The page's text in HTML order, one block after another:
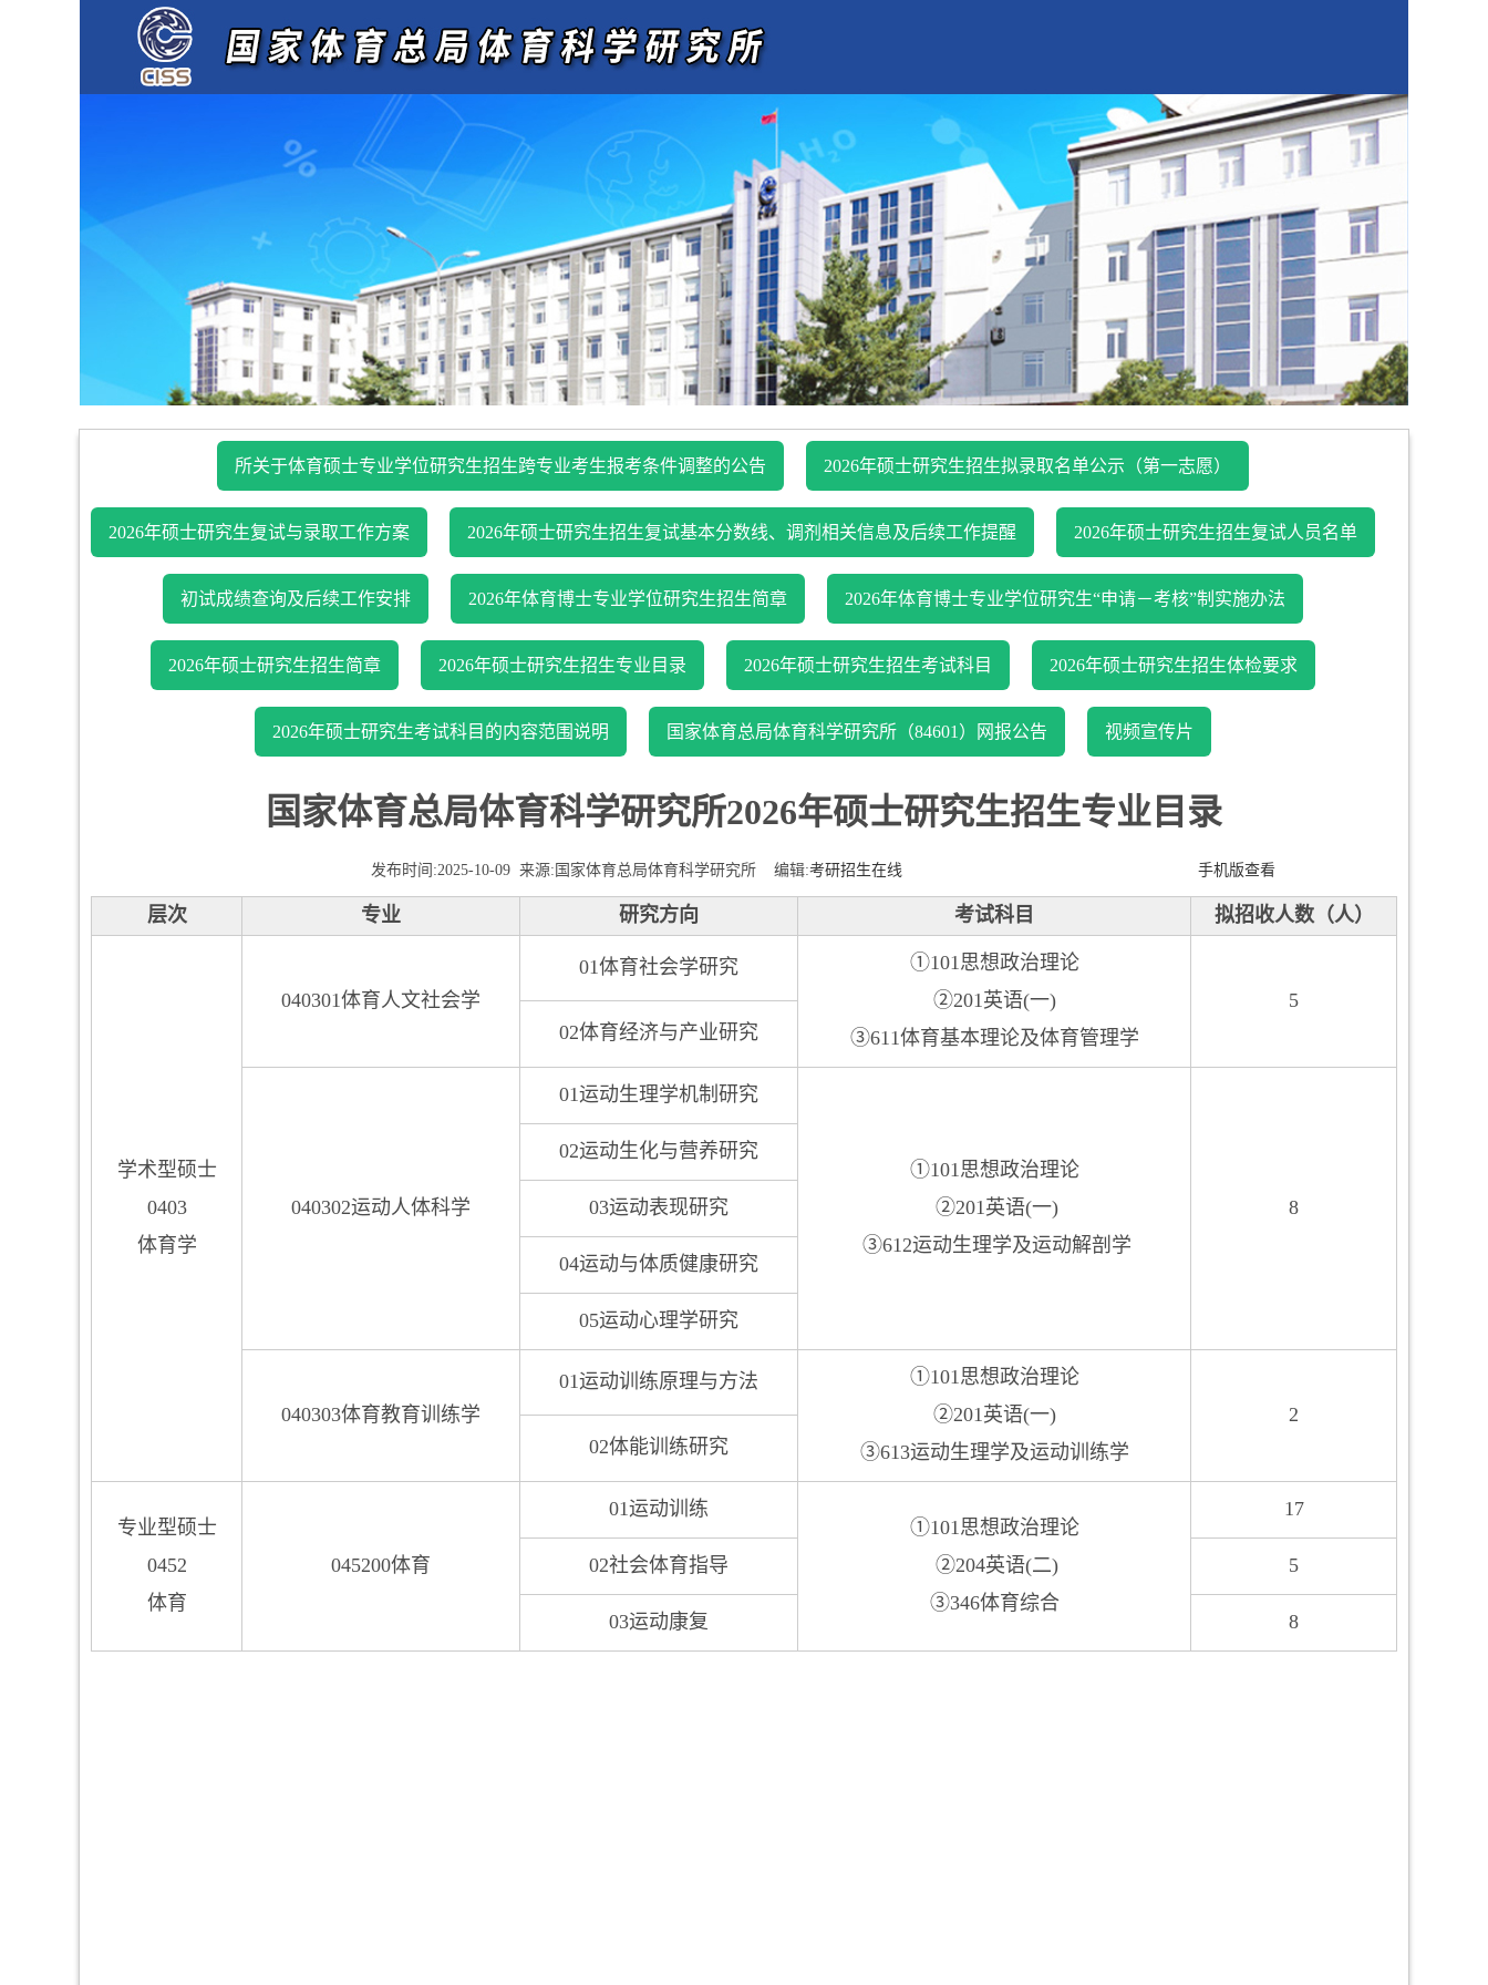
所关于体育硕士专业学位研究生招生跨专业考生报考条件调整的公告 2026年硕士研究生招生拟录取名单公示（第一志愿）
2026年硕士研究生复试与录取工作方案 2026年硕士研究生招生复试基本分数线、调剂相关信息及后续工作提醒 2026年硕士研究生招生复试人员名单
初试成绩查询及后续工作安排 2026年体育博士专业学位研究生招生简章 2026年体育博士专业学位研究生“申请－考核”制实施办法
2026年硕士研究生招生简章 2026年硕士研究生招生专业目录 2026年硕士研究生招生考试科目 2026年硕士研究生招生体检要求
2026年硕士研究生考试科目的内容范围说明 国家体育总局体育科学研究所（84601）网报公告 视频宣传片
国家体育总局体育科学研究所2026年硕士研究生招生专业目录
发布时间:2025-10-09 来源: 国家体育总局体育科学研究所 编辑:考研招生在线 手机版查看
层次 专业 研究方向 考试科目 拟招收人数（人）
学术型硕士
0403
体育学
040301体育人文社会学
01体育社会学研究
①101思想政治理论
②201英语(一)
③611体育基本理论及体育管理学
5
02体育经济与产业研究
040302运动人体科学
01运动生理学机制研究
①101思想政治理论
②201英语(一)
③612运动生理学及运动解剖学
8
02运动生化与营养研究
03运动表现研究
04运动与体质健康研究
05运动心理学研究
040303体育教育训练学
01运动训练原理与方法
①101思想政治理论
②201英语(一)
③613运动生理学及运动训练学
2
02体能训练研究
专业型硕士
0452
体育
045200体育
01运动训练
①101思想政治理论
②204英语(二)
③346体育综合
17
02社会体育指导 5
03运动康复 8